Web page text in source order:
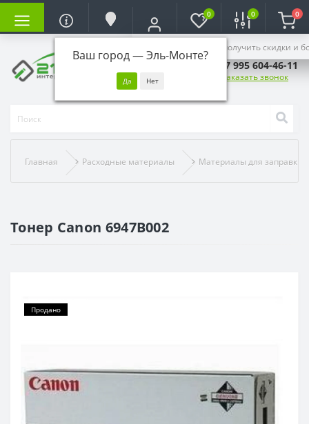
Ваш город —Эль-Монте?
Войдите, чтобы получить скидки и
0 0 0
+7 995 604-46-11
Заказать звонок
Главная Расходные материалы Материалы для заправки
Тонер Canon 6947B002
Продано